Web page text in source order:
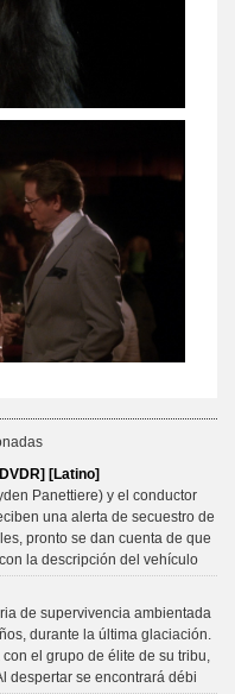
[Latino]
Panettiere) y el conductor
una alerta de secuestro de
pronto se dan cuenta de que
la descripción del vehículo
de supervivencia ambientada
durante la última glaciación.
el grupo de élite de su tribu,
despertar se encontrará débi